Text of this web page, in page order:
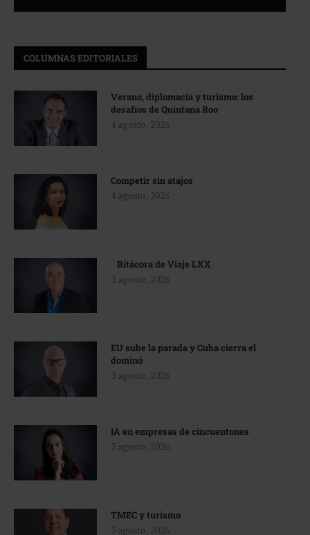
COLUMNAS EDITORIALES
Verano, diplomacia y turismo: los
desafíos de Quintana Roo
4 agosto, 2026
Competir sin atajos
4 agosto, 2026
Bitácora de Viaje LXX
3 agosto, 2026
EU sube la parada y Cuba cierra el
dominó
3 agosto, 2026
IA en empresas de cincuentones
3 agosto, 2026
TMEC y turismo
3 agosto, 2026